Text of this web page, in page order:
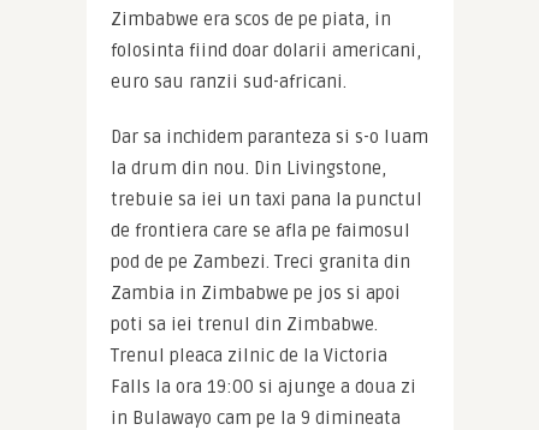
Zimbabwe era scos de pe piata, in
folosinta fiind doar dolarii americani,
euro sau ranzii sud-africani.
Dar sa inchidem paranteza si s-o luam
la drum din nou. Din Livingstone,
trebuie sa iei un taxi pana la punctul
de frontiera care se afla pe faimosul
pod de pe Zambezi. Treci granita din
Zambia in Zimbabwe pe jos si apoi
poti sa iei trenul din Zimbabwe.
Trenul pleaca zilnic de la Victoria
Falls la ora 19:00 si ajunge a doua zi
in Bulawayo cam pe la 9 dimineata